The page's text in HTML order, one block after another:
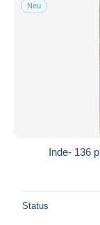
Neu
Inde- 136
Status